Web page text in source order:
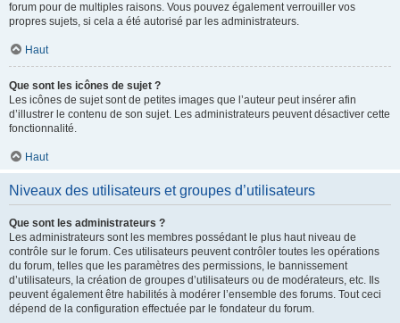
forum pour de multiples raisons. Vous pouvez également verrouiller vos
propres sujets, si cela a été autorisé par les administrateurs.
Haut
Que sont les icônes de sujet ?
Les icônes de sujet sont de petites images que l’auteur peut insérer afin
d’illustrer le contenu de son sujet. Les administrateurs peuvent désactiver cette
fonctionnalité.
Haut
Niveaux des utilisateurs et groupes d’utilisateurs
Que sont les administrateurs ?
Les administrateurs sont les membres possédant le plus haut niveau de
contrôle sur le forum. Ces utilisateurs peuvent contrôler toutes les opérations
du forum, telles que les paramètres des permissions, le bannissement
d’utilisateurs, la création de groupes d’utilisateurs ou de modérateurs, etc. Ils
peuvent également être habilités à modérer l’ensemble des forums. Tout ceci
dépend de la configuration effectuée par le fondateur du forum.